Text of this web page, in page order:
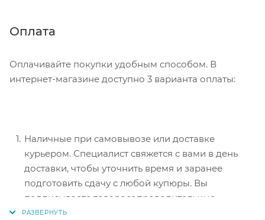
Нажмите кнопку «Оформить заказ».
Оплата
Оплачивайте покупки удобным способом. В
интернет-магазине доступно 3 варианта оплаты:
Наличные при самовывозе или доставке
курьером. Специалист свяжется с вами в день
доставки, чтобы уточнить время и заранее
подготовить сдачу с любой купюры. Вы
подписываете товаросопроводительные
документы, вносите денежные средства,